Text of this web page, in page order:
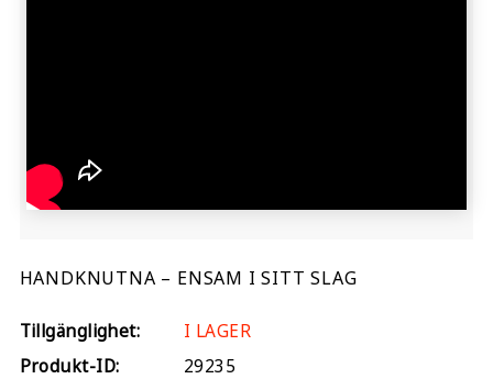
HANDKNUTNA – ENSAM I SITT SLAG
Tillgänglighet:
I LAGER
Produkt-ID:
29235